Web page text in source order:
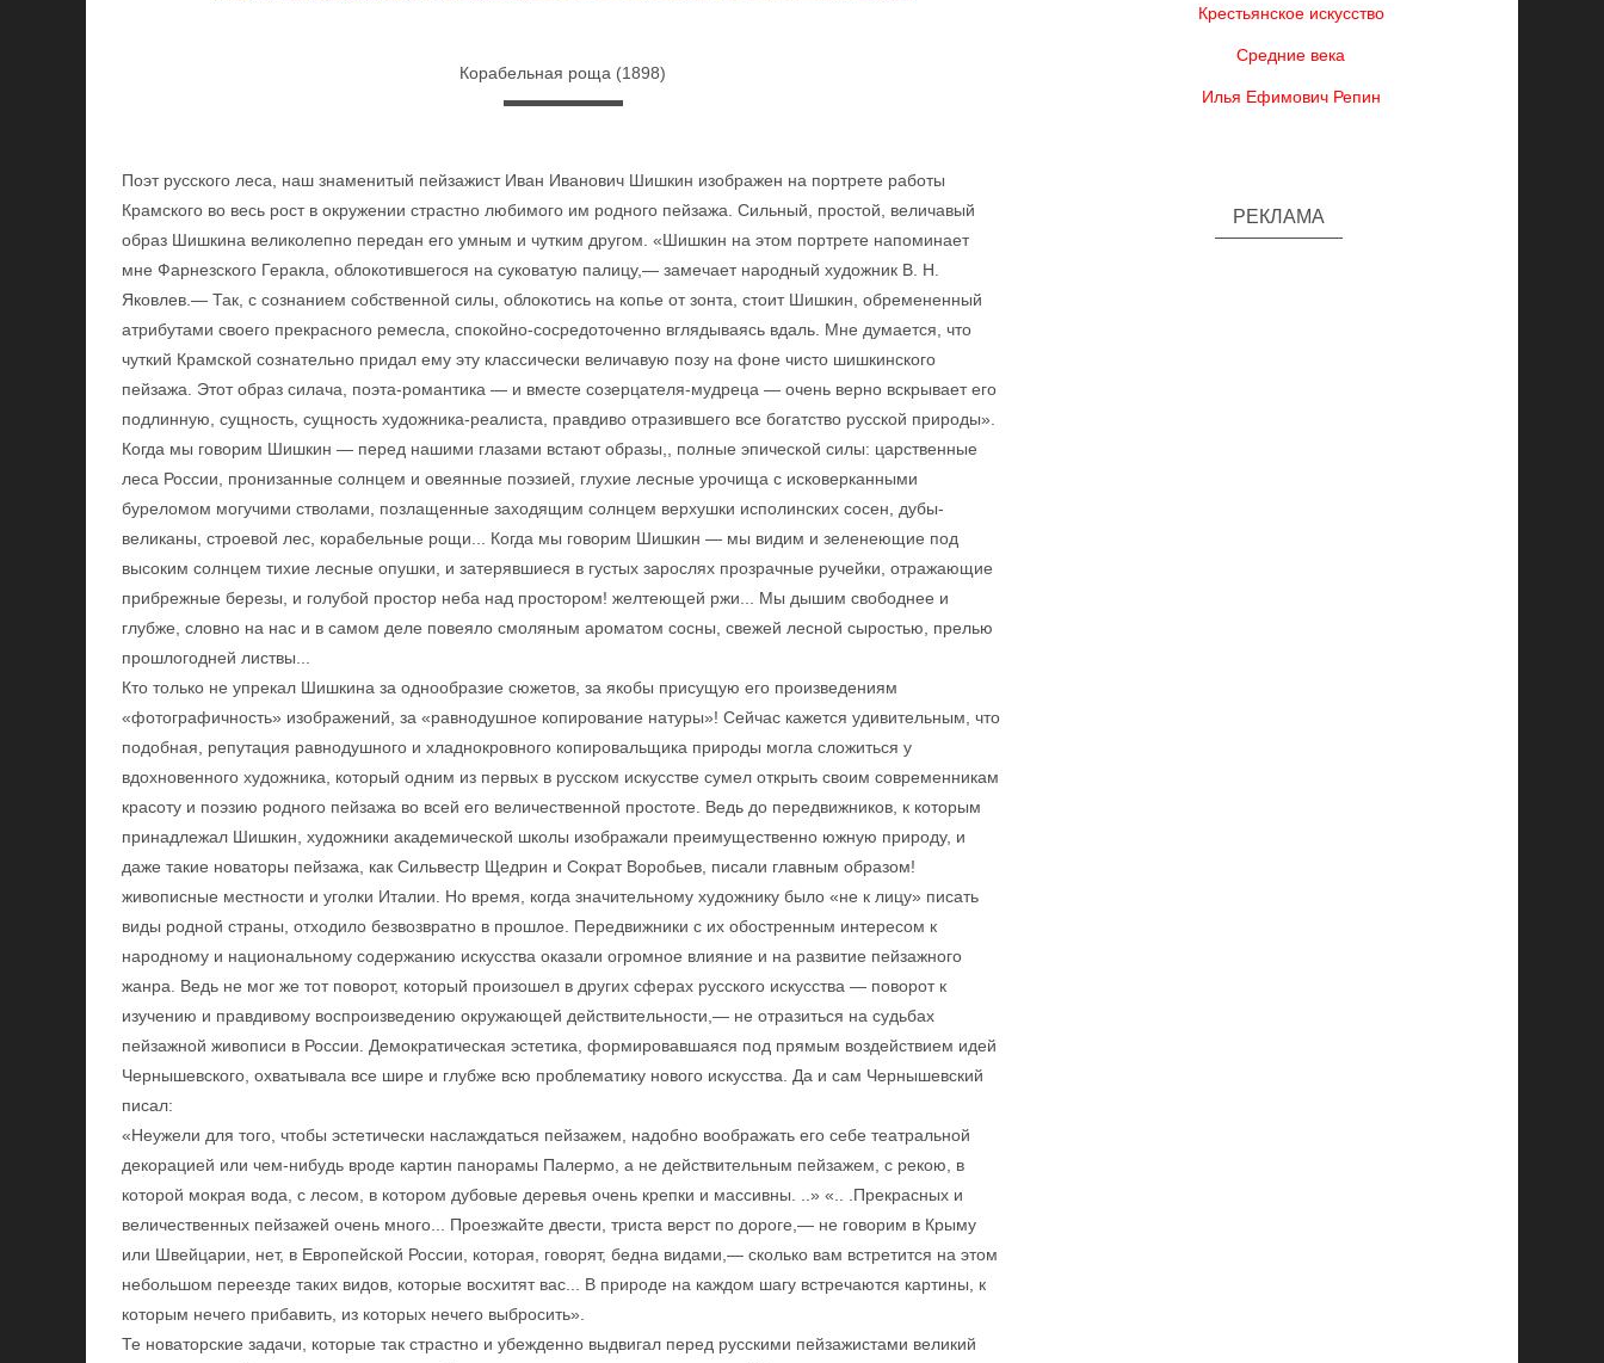
Корабельная роща (1898)
Поэт русского леса, наш знаменитый пейзажист Иван Иванович Шишкин изображен на портрете работы
Крамского во весь рост в окружении страстно любимого им родного пейзажа. Сильный, простой, величавый
образ Шишкина великолепно передан его умным и чутким другом. «Шишкин на этом портрете напоминает
мне Фарнезского Геракла, облокотившегося на суковатую палицу,— замечает народный художник В. Н.
Яковлев.— Так, с сознанием собственной силы, облокотись на копье от зонта, стоит Шишкин, обремененный
атрибутами своего прекрасного ремесла, спокойно-сосредоточенно вглядываясь вдаль. Мне думается, что
чуткий Крамской сознательно придал ему эту классически величавую позу на фоне чисто шишкинского
пейзажа. Этот образ силача, поэта-романтика — и вместе созерцателя-мудреца — очень верно вскрывает его
подлинную, сущность, сущность художника-реалиста, правдиво отразившего все богатство русской природы».
Когда мы говорим Шишкин — перед нашими глазами встают образы,, полные эпической силы: царственные
леса России, пронизанные солнцем и овеянные поэзией, глухие лесные урочища с исковерканными
буреломом могучими стволами, позлащенные заходящим солнцем верхушки исполинских сосен, дубы-
великаны, строевой лес, корабельные рощи... Когда мы говорим Шишкин — мы видим и зеленеющие под
высоким солнцем тихие лесные опушки, и затерявшиеся в густых зарослях прозрачные ручейки, отражающие
прибрежные березы, и голубой простор неба над простором! желтеющей ржи... Мы дышим свободнее и
глубже, словно на нас и в самом деле повеяло смоляным ароматом сосны, свежей лесной сыростью, прелью
прошлогодней листвы...
Кто только не упрекал Шишкина за однообразие сюжетов, за якобы присущую его произведениям
«фотографичность» изображений, за «равнодушное копирование натуры»! Сейчас кажется удивительным, что
подобная, репутация равнодушного и хладнокровного копировальщика природы могла сложиться у
вдохновенного художника, который одним из первых в русском искусстве сумел открыть своим современникам
красоту и поэзию родного пейзажа во всей его величественной простоте. Ведь до передвижников, к которым
принадлежал Шишкин, художники академической школы изображали преимущественно южную природу, и
даже такие новаторы пейзажа, как Сильвестр Щедрин и Сократ Воробьев, писали главным образом!
живописные местности и уголки Италии. Но время, когда значительному художнику было «не к лицу» писать
виды родной страны, отходило безвозвратно в прошлое. Передвижники с их обостренным интересом к
народному и национальному содержанию искусства оказали огромное влияние и на развитие пейзажного
жанра. Ведь не мог же тот поворот, который произошел в других сферах русского искусства — поворот к
изучению и правдивому воспроизведению окружающей действительности,— не отразиться на судьбах
пейзажной живописи в России. Демократическая эстетика, формировавшаяся под прямым воздействием идей
Чернышевского, охватывала все шире и глубже всю проблематику нового искусства. Да и сам Чернышевский
писал:
«Неужели для того, чтобы эстетически наслаждаться пейзажем, надобно воображать его себе театральной
декорацией или чем-нибудь вроде картин панорамы Палермо, а не действительным пейзажем, с рекою, в
которой мокрая вода, с лесом, в котором дубовые деревья очень крепки и массивны. ..» «.. .Прекрасных и
величественных пейзажей очень много... Проезжайте двести, триста верст по дороге,— не говорим в Крыму
или Швейцарии, нет, в Европейской России, которая, говорят, бедна видами,— сколько вам встретится на этом
небольшом переезде таких видов, которые восхитят вас... В природе на каждом шагу встречаются картины, к
которым нечего прибавить, из которых нечего выбросить».
Те новаторские задачи, которые так страстно и убежденно выдвигал перед русскими пейзажистами великий
Крестьянское искусство
Средние века
Илья Ефимович Репин
РЕКЛАМА